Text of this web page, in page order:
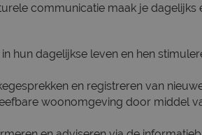
communicatie maak je dagelijks
hun dagelijkse leven en hen
en registreren van
woonomgeving door middel